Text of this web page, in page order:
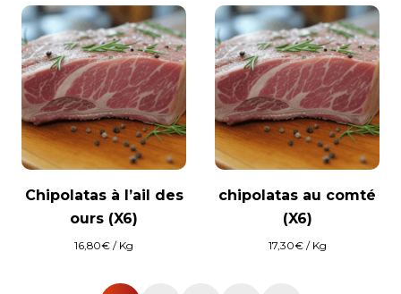
Chipolatas à l’ail des
ours (X6)
16,80€ / Kg
chipolatas au comté
(X6)
17,30€/ Kg